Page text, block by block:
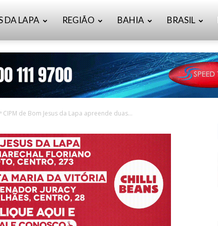
DA LAPA REGIÃO BAHIA BRASIL
de Bom Jesus da Lapa apreende duas...